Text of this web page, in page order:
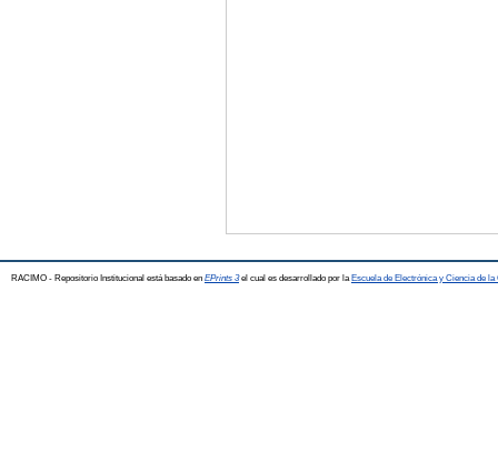
RACIMO - Repositorio Institucional está basado en EPrints 3el cual es desarrollado por la Escuela de Electrónica y Ciencia de la